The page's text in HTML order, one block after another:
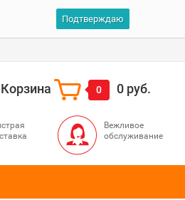
Подтверждаю
Корзина 0 0 руб.
Вежливое
обслуживание